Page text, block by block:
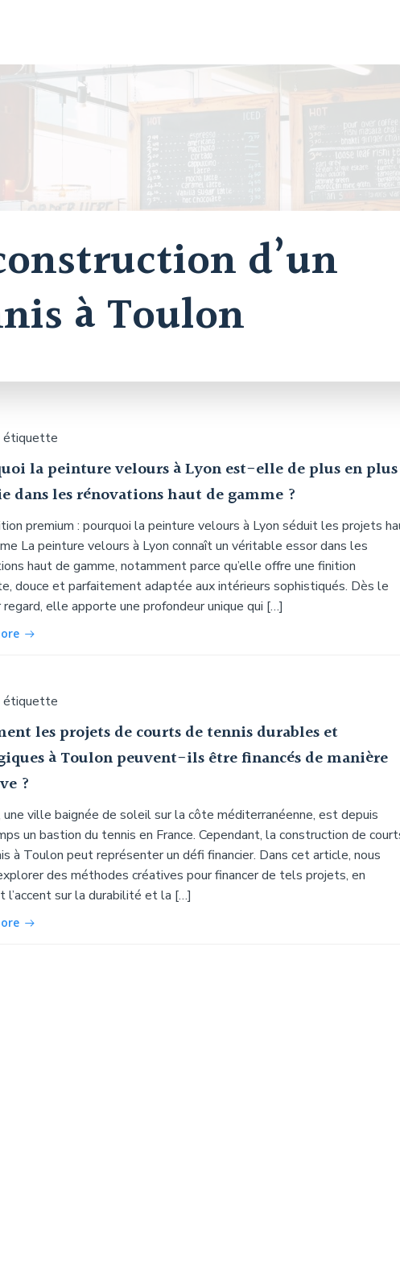
d’un
à Toulon
étiquette
la peinture velours à Lyon est-elle de plus en plus
dans les rénovations haut de gamme ?
premium : pourquoi la peinture velours à Lyon séduit les projets
La peinture velours à Lyon connaît un véritable essor dans les
haut de gamme, notamment parce qu’elle offre une finition
douce et parfaitement adaptée aux intérieurs sophistiqués. Dès le
regard, elle apporte une profondeur unique qui […]
étiquette
les projets de courts de tennis durables et
à Toulon peuvent-ils être financés de manière
?
une ville baignée de soleil sur la côte méditerranéenne, est depuis
un bastion du tennis en France. Cependant, la construction de
à Toulon peut représenter un défi financier. Dans cet article, nous
des méthodes créatives pour financer de tels projets, en
l’accent sur la durabilité et la […]